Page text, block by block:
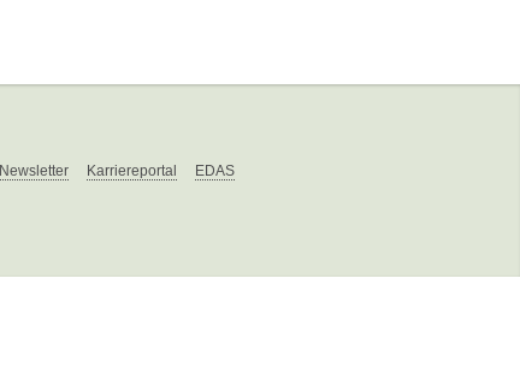
Newsletter Karriereportal EDAS